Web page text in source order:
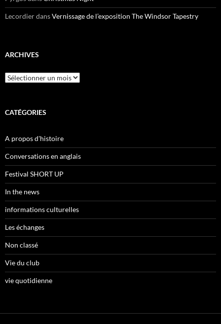
LecordierdansVernissage de l’exposition The Windsor Tapestry
ARCHIVES
Archives
CATÉGORIES
A propos d'histoire
Conversations en anglais
Festival SHORT UP
In the news
informations culturelles
Les échanges
Non classé
Vie du club
vie quotidienne